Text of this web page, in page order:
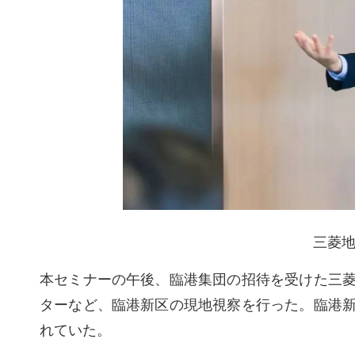
三菱
本セミナーの午後、臨港集団の招待を受けた三
ターなど、臨港新区の現地視察を行った。臨港
れていた。